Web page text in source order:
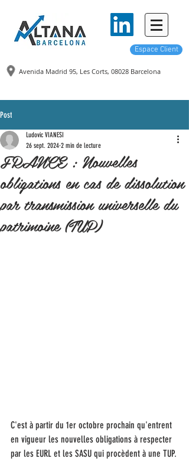
Espace Client
Avenida Madrid 95, Les Corts, 08028 Barcelona
Post
FRANCE : Nouvelles
obligations en cas de dissolution
par transmission universelle du
patrimoine (TUP)
Ludovic VIANESI
26 sept. 2024 2 min de lecture
C'est à partir du 1er octobre prochain qu'entrent
en vigueur les nouvelles obligations à respecter
par les EURL et les SASU qui procèdent à une TUP.